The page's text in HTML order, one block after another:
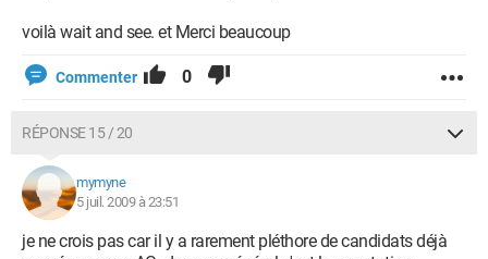
voilà wait and see. et Merci beaucoup
Commenter 0
RÉPONSE 15 / 20
mymyne
5 juil. 2009 à 23:51
je ne crois pas car il y a rarement pléthore de candidats déjà